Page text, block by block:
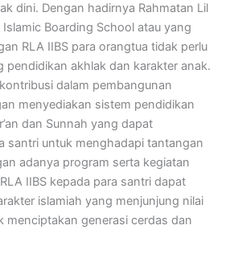
dini. Dengan hadirnya Rahmatan Lil
Islamic Boarding School atau yang
RLA IIBS para orangtua tidak perlu
pendidikan akhlak dan karakter anak.
dalam pembangunan
menyediakan sistem pendidikan
dan Sunnah yang dapat
santri untuk menghadapi tantangan
adanya program serta kegiatan
IIBS kepada para santri dapat
islamiah yang menjunjung nilai
menciptakan generasi cerdas dan